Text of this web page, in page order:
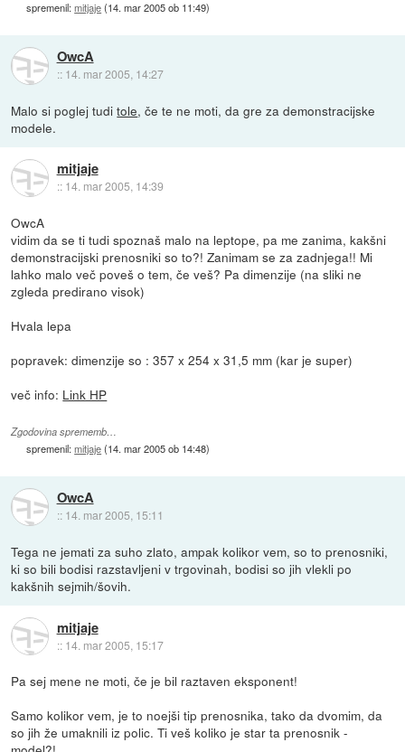
spremenil:mitjaje(14. mar 2005 ob 11:49)
OwcA
:: 14. mar 2005, 14:27
Malo si poglej tuditole, če te ne moti, da gre za demonstracijske
modele.
mitjaje
:: 14. mar 2005, 14:39
OwcA
vidim da se ti tudi spoznaš malo na leptope, pa me zanima, kakšni
demonstracijski prenosniki so to?! Zanimam se za zadnjega!! Mi
lahko malo več poveš o tem, če veš? Pa dimenzije (na sliki ne
zgleda predirano visok)
Hvala lepa
popravek: dimenzije so : 357 x 254 x 31,5 mm (kar je super)
več info: Link HP
Zgodovina sprememb…
spremenil:mitjaje(14. mar 2005 ob 14:48)
OwcA
:: 14. mar 2005, 15:11
Tega ne jemati za suho zlato, ampak kolikor vem, so to prenosniki,
ki so bili bodisi razstavljeni v trgovinah, bodisi so jih vlekli po
kakšnih sejmih/šovih.
mitjaje
:: 14. mar 2005, 15:17
Pa sej mene ne moti, če je bil raztaven eksponent!
Samo kolikor vem, je to noejši tip prenosnika, tako da dvomim, da
so jih že umaknili iz polic. Ti veš koliko je star ta prenosnik -